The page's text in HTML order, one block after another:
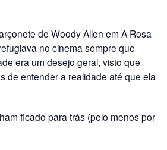
de Woody Allen em A Rosa
no cinema sempre que
era um desejo geral, visto que
de entender a realidade até que ela
ficado para trás (pelo menos por